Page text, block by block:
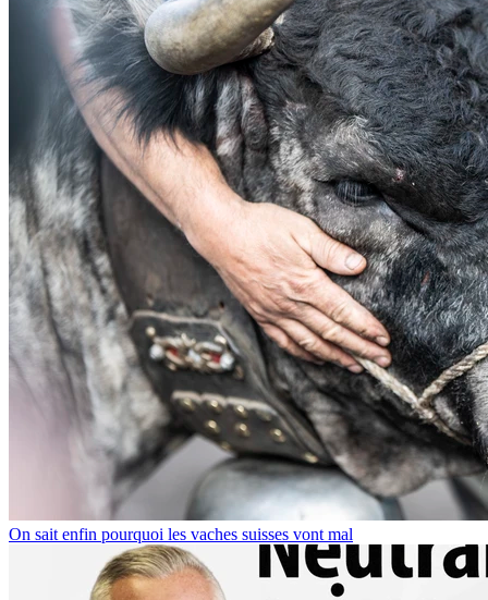
On sait enfin pourquoi les vaches suisses vont mal